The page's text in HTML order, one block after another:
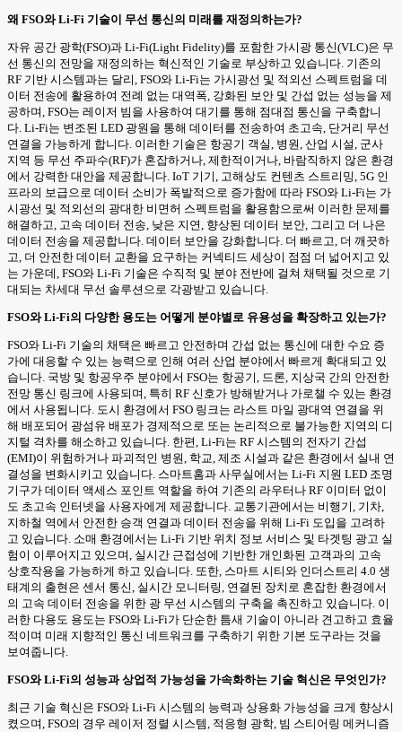
왜 FSO와 Li-Fi 기술이 무선 통신의 미래를 재정의하는가?
자유 공간 광학(FSO)과 Li-Fi(Light Fidelity)를 포함한 가시광 통신(VLC)은 무
선 통신의 전망을 재정의하는 혁신적인 기술로 부상하고 있습니다. 기존의
RF 기반 시스템과는 달리, FSO와 Li-Fi는 가시광선 및 적외선 스펙트럼을 데
이터 전송에 활용하여 전례 없는 대역폭, 강화된 보안 및 간섭 없는 성능을 제
공하며, FSO는 레이저 빔을 사용하여 대기를 통해 점대점 통신을 구축합니
다. Li-Fi는 변조된 LED 광원을 통해 데이터를 전송하여 초고속, 단거리 무선
연결을 가능하게 합니다. 이러한 기술은 항공기 객실, 병원, 산업 시설, 군사
지역 등 무선 주파수(RF)가 혼잡하거나, 제한적이거나, 바람직하지 않은 환경
에서 강력한 대안을 제공합니다. IoT 기기, 고해상도 컨텐츠 스트리밍, 5G 인
프라의 보급으로 데이터 소비가 폭발적으로 증가함에 따라 FSO와 Li-Fi는 가
시광선 및 적외선의 광대한 비면허 스펙트럼을 활용함으로써 이러한 문제를
해결하고, 고속 데이터 전송, 낮은 지연, 향상된 데이터 보안, 그리고 더 나은
데이터 전송을 제공합니다. 데이터 보안을 강화합니다. 더 빠르고, 더 깨끗하
고, 더 안전한 데이터 교환을 요구하는 커넥티드 세상이 점점 더 넓어지고 있
는 가운데, FSO와 Li-Fi 기술은 수직적 및 분야 전반에 걸쳐 채택될 것으로 기
대되는 차세대 무선 솔루션으로 각광받고 있습니다.
FSO와 Li-Fi의 다양한 용도는 어떻게 분야별로 유용성을 확장하고 있는가?
FSO와 Li-Fi 기술의 채택은 빠르고 안전하며 간섭 없는 통신에 대한 수요 증
가에 대응할 수 있는 능력으로 인해 여러 산업 분야에서 빠르게 확대되고 있
습니다. 국방 및 항공우주 분야에서 FSO는 항공기, 드론, 지상국 간의 안전한
전망 통신 링크에 사용되며, 특히 RF 신호가 방해받거나 가로챌 수 있는 환경
에서 사용됩니다. 도시 환경에서 FSO 링크는 라스트 마일 광대역 연결을 위
해 배포되어 광섬유 배포가 경제적으로 또는 논리적으로 불가능한 지역의 디
지털 격차를 해소하고 있습니다. 한편, Li-Fi는 RF 시스템의 전자기 간섭
(EMI)이 위험하거나 파괴적인 병원, 학교, 제조 시설과 같은 환경에서 실내 연
결성을 변화시키고 있습니다. 스마트홈과 사무실에서는 Li-Fi 지원 LED 조명
기구가 데이터 액세스 포인트 역할을 하여 기존의 라우터나 RF 이미터 없이
도 초고속 인터넷을 사용자에게 제공합니다. 교통기관에서는 비행기, 기차,
지하철 역에서 안전한 승객 연결과 데이터 전송을 위해 Li-Fi 도입을 고려하
고 있습니다. 소매 환경에서는 Li-Fi 기반 위치 정보 서비스 및 타겟팅 광고 실
험이 이루어지고 있으며, 실시간 근접성에 기반한 개인화된 고객과의 고속
상호작용을 가능하게 하고 있습니다. 또한, 스마트 시티와 인더스트리 4.0 생
태계의 출현은 센서 통신, 실시간 모니터링, 연결된 장치로 혼잡한 환경에서
의 고속 데이터 전송을 위한 광 무선 시스템의 구축을 촉진하고 있습니다. 이
러한 다용도 용도는 FSO와 Li-Fi가 단순한 틈새 기술이 아니라 견고하고 효율
적이며 미래 지향적인 통신 네트워크를 구축하기 위한 기본 도구라는 것을
보여줍니다.
FSO와 Li-Fi의 성능과 상업적 가능성을 가속화하는 기술 혁신은 무엇인가?
최근 기술 혁신은 FSO와 Li-Fi 시스템의 능력과 상용화 가능성을 크게 향상시
켰으며, FSO의 경우 레이저 정렬 시스템, 적응형 광학, 빔 스티어링 메커니즘